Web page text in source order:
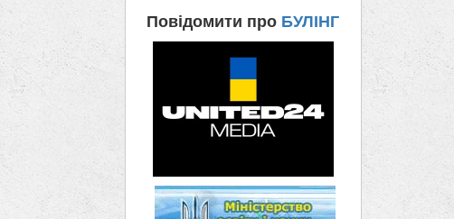
Повідомити про БУЛІНГ